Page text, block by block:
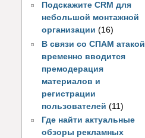
Подскажите CRM для
небольшой монтажной
организации (16)
В связи со СПАМ атакой
временно вводится
премодерация
материалов и
регистрации
пользователей(11)
Где найти актуальные
обзоры рекламных